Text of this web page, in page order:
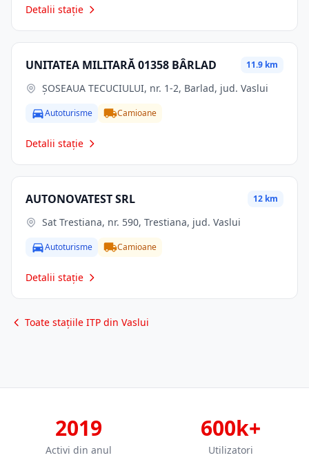
Detalii stație
UNITATEA MILITARĂ 01358 BÂRLAD 11.9 km
ŞOSEAUA TECUCIULUI, nr. 1-2, Barlad, jud. Vaslui
Autoturisme Camioane
Detalii stație
AUTONOVATEST SRL 12 km
Sat Trestiana, nr. 590, Trestiana, jud. Vaslui
Autoturisme Camioane
Detalii stație
Toate stațiile ITP din Vaslui
2019
Activi din anul
600k+
Utilizatori